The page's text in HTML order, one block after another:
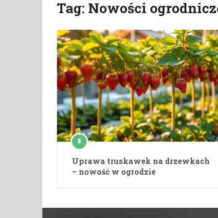
Tag: Nowości
Uprawa truskawek na drzewkach
– nowość w ogrodzie